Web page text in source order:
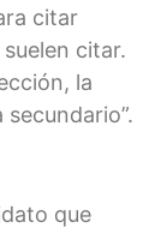
citar
citar.
la
que